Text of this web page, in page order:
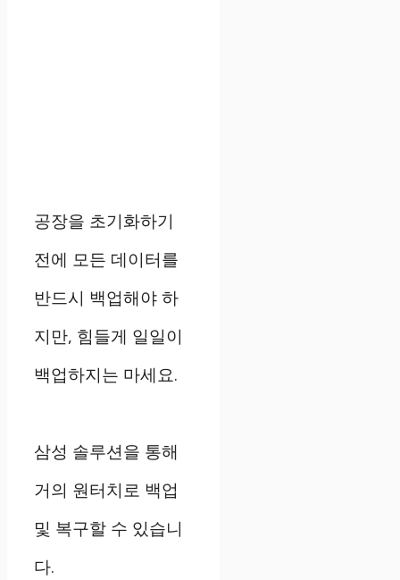
공장을 초기화하기
전에 모든 데이터를
반드시 백업해야 하
지만, 힘들게 일일이
백업하지는 마세요.
삼성 솔루션을 통해
거의 원터치로 백업
및 복구할 수 있습니
다.